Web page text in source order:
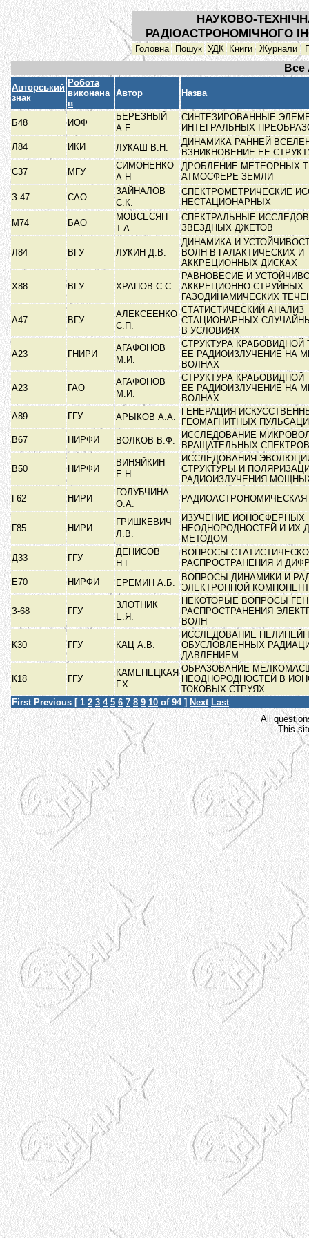
НАУКОВО-
РАДІОАСТРОНОМІЧНОГО
Головна Пошук УДК Книги Журнали
Все
Авторський
знак
Робота
виконана
в
Автор Назва
Б48 ИОФ
БЕРЕЗНЫЙ
А.Е.
СИНТЕЗИРОВАННЫЕ
ИНТЕГРАЛЬНЫХ
Л84
ИКИ ЛУКАШ В.Н.
ДИНАМИКА РАННЕЙ
ВЗНИКНОВЕНИЕ ЕЕ
С37
МГУ
СИМОНЕНКО
А.Н.
ДРОБЛЕНИЕ МЕТЕОРНЫХ
АТМОСФЕРЕ ЗЕМЛИ
З-47
САО
ЗАЙНАЛОВ
С.К.
СПЕКТРОМЕТРИЧЕСКИЕ
НЕСТАЦИОНАРНЫХ
М74
БАО
МОВСЕСЯН
Т.А.
СПЕКТРАЛЬНЫЕ
ЗВЕЗДНЫХ ДЖЕТОВ
Л84 ВГУ ЛУКИН Д.В.
ДИНАМИКА И
ВОЛН В ГАЛАКТИЧЕСКИХ И
АККРЕЦИОННЫХ ДИСКАХ
Х88 ВГУ ХРАПОВ С.С.
РАВНОВЕСИЕ И
АККРЕЦИОННО-СТРУЙНЫХ
ГАЗОДИНАМИЧЕСКИХ
А47 ВГУ
АЛЕКСЕЕНКО
С.П.
СТАТИСТИЧЕСКИЙ АНАЛИЗ
СТАЦИОНАРНЫХ
В УСЛОВИЯХ
А23 ГНИРИ
АГАФОНОВ
М.И.
СТРУКТУРА КРАБОВИДНОЙ
ЕЕ РАДИОИЗЛУЧЕНИЕ НА
ВОЛНАХ
А23 ГАО
АГАФОНОВ
М.И.
СТРУКТУРА КРАБОВИДНОЙ
ЕЕ РАДИОИЗЛУЧЕНИЕ НА
ВОЛНАХ
А89
ГГУ АРЫКОВ А.А.
ГЕНЕРАЦИЯ
ГЕОМАГНИТНЫХ
В67
НИРФИ ВОЛКОВ В.Ф.
ИССЛЕДОВАНИЕ
ВРАЩАТЕЛЬНЫХ
В50 НИРФИ
ВИНЯЙКИН
Е.Н.
ИССЛЕДОВАНИЯ
СТРУКТУРЫ И
РАДИОИЗЛУЧЕНИЯ
Г62
НИРИ
ГОЛУБЧИНА
О.А.
Г85 НИРИ
ГРИШКЕВИЧ
Л.В.
ИЗУЧЕНИЕ ИОНОСФЕРНЫХ
НЕОДНОРОДНОСТЕЙ И ИХ
МЕТОДОМ
Д33
ГГУ
ДЕНИСОВ
Н.Г.
ВОПРОСЫ
РАСПРОСТРАНЕНИЯ И
Е70
НИРФИ ЕРЕМИН А.Б.
ВОПРОСЫ ДИНАМИКИ И
ЭЛЕКТРОННОЙ
З-68 ГГУ
ЗЛОТНИК
Е.Я.
НЕКОТОРЫЕ ВОПРОСЫ
РАСПРОСТРАНЕНИЯ
ВОЛН
К30 ГГУ КАЦ А.В.
ИССЛЕДОВАНИЕ
ОБУСЛОВЛЕННЫХ
ДАВЛЕНИЕМ
К18 ГГУ
КАМЕНЕЦКАЯ
Г.Х.
ОБРАЗОВАНИЕ
НЕОДНОРОДНОСТЕЙ В
ТОКОВЫХ СТРУЯХ
First Previous [ 1 2 3 4 5 6 7 8 9 10 of 94 ] Next Last
All
This